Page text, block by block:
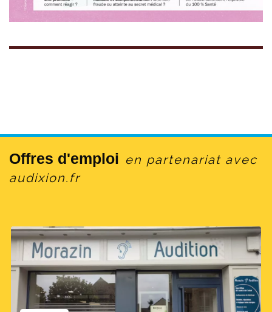
Offres d'emploi en partenariat avec
audixion.fr